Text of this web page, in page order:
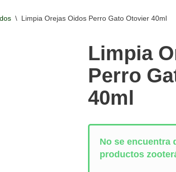
\ Limpia Orejas Oidos Perro Gato Otovier 40ml
Limpia
Perro
40ml
No se encuentra
productos